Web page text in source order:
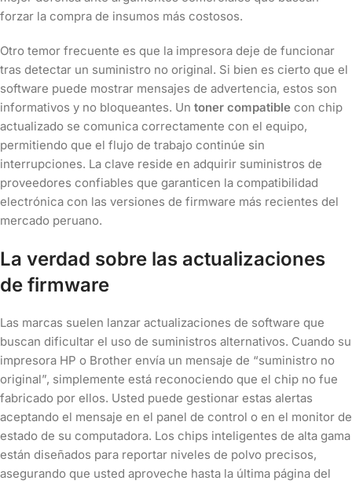
forzar la compra de insumos más costosos.
Otro temor frecuente es que la impresora deje de funcionar
tras detectar un suministro no original. Si bien es cierto que el
software puede mostrar mensajes de advertencia, estos son
informativos y no bloqueantes. Un toner compatible con chip
actualizado se comunica correctamente con el equipo,
permitiendo que el flujo de trabajo continúe sin
interrupciones. La clave reside en adquirir suministros de
proveedores confiables que garanticen la compatibilidad
electrónica con las versiones de firmware más recientes del
mercado peruano.
La verdad sobre las actualizaciones
de firmware
Las marcas suelen lanzar actualizaciones de software que
buscan dificultar el uso de suministros alternativos. Cuando su
impresora HP o Brother envía un mensaje de “suministro no
original”, simplemente está reconociendo que el chip no fue
fabricado por ellos. Usted puede gestionar estas alertas
aceptando el mensaje en el panel de control o en el monitor de
estado de su computadora. Los chips inteligentes de alta gama
están diseñados para reportar niveles de polvo precisos,
asegurando que usted aproveche hasta la última página del